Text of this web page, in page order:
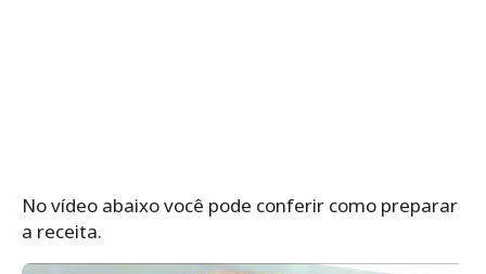
No vídeo abaixo você pode conferir como preparar
a receita.